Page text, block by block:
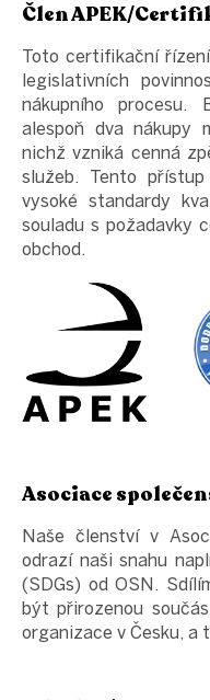
Člen APEK/
Toto certifikační
legislativních
nákupního procesu.
alespoň dva nákupy
nichž vzniká cenná
služeb. Tento
vysoké standardy
souladu s požadavky
obchod.
Asociace
Naše členství v
odrazí naši snahu
(SDGs) od OSN.
být přirozenou
organizace v Česku, a